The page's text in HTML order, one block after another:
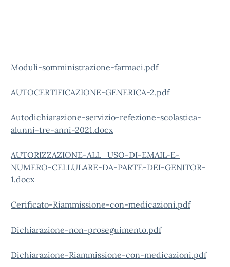
Moduli-somministrazione-farmaci.pdf
AUTOCERTIFICAZIONE-GENERICA-2.pdf
Autodichiarazione-servizio-refezione-scolastica-
alunni-tre-anni-2021.docx
AUTORIZZAZIONE-ALL_USO-DI-EMAIL-E-
NUMERO-CELLULARE-DA-PARTE-DEI-GENITOR-
1.docx
Cerificato-Riammissione-con-medicazioni.pdf
Dichiarazione-non-proseguimento.pdf
Dichiarazione-Riammissione-con-medicazioni.pdf